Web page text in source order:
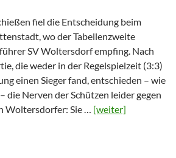
fiel die Entscheidung beim
wo der Tabellenzweite
SV Woltersdorf empfing. Nach
die weder in der Regelspielzeit (3:3)
einen Sieger fand, entschieden – wie
die Nerven der Schützen leider gegen
Woltersdorfer: Sie … [weiter]